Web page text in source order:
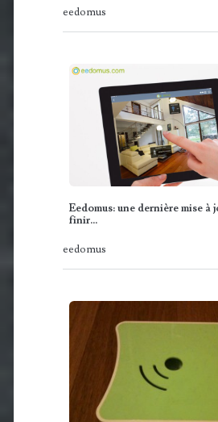
eedomus
Eedomus: une dernière mise à
finir…
eedomus